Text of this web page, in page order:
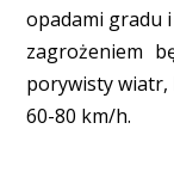
opadami gradu
zagrożeniem
porywisty wiatr,
60-80 km/h.